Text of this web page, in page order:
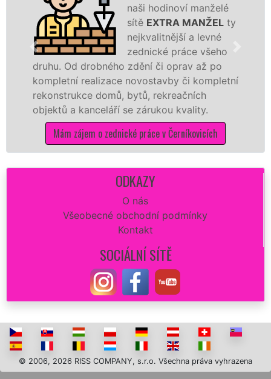
naši hodinoví manželé
sítěEXTRA MANŽELty
nejkvalitnější a levné
zednické práce všeho
Od drobného zdění či oprav až po
realizace novostavby či kompletní
domů, bytů, rekreačních
a kanceláří se zárukou kvality.
Mám zájem o zednické práce v Černíkovicích
ODKAZY
O nás
Všeobecné obchodní podmínky
Kontakt
SOCIÁLNÍ SÍTĚ
© 2006, 2026 RISS COMPANY, s.r.o. Všechna práva vyhrazena